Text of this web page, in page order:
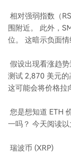
相对强弱指数（
围附近。 此外，
位。 这暗示负面情
假设出现看涨趋
测试 2,870 美元的
这可能会将价格拉
您是想知道 ETH
一吗？ 今天阅读以
瑞波币 (XRP)